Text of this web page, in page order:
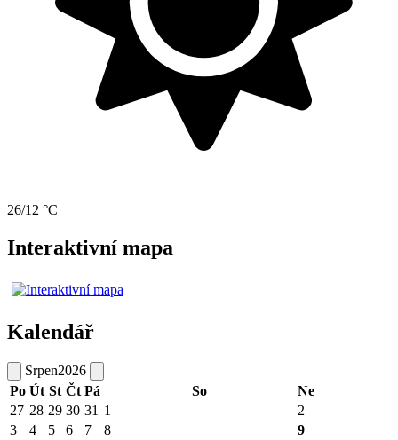
26/12 °C
Interaktivní mapa
Kalendář
Srpen2026
Po Út St Čt Pá So
Ne
27 28 29 30 31 1
2
3
4 5 6 7 8 9